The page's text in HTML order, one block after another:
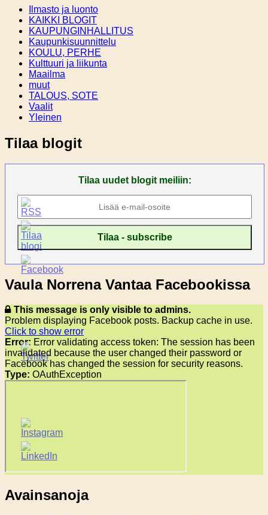
Ilmasto ja luonto
KAIKKI BLOGIT
KAUPUNGINHALLITUS
Kaupunkisuunnittelu
KOULU, PERHE
Kulttuuri ja liikunta
Maailma
muut
TALOUS, SOTE
Vaalit
Yleinen
Tilaa blogit
Tilaa uudet blogit meiliin:
Vaula Norrena Vantaa Facebookissa
This message is only visible to admins.
Problem displaying Facebook posts. Backup cache in use.
Click to show error
Error: Error validating access token: The session has been
invalidated because the user changed their password or
Facebook has changed the session for security reasons.
Type: OAuthException
Avainsanoja